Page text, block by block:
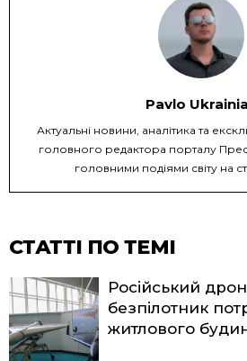
Pavlo
Актуальні новини, аналітика та
головного редактора порталу
головними подіями світу на
СТАТТІ ПО ТЕМІ
Російський дрон
безпілотник
житлового